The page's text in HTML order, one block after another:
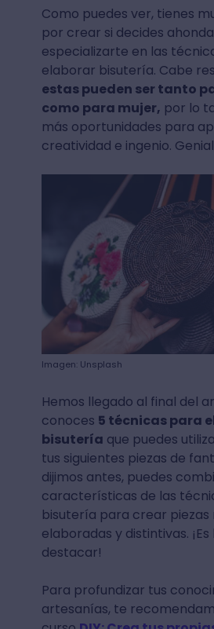
Como puedes ver, tienes
por crear si decides
especializarte en las
elaborar bisutería. Cabe
estas pueden ser tanto
como para mujer, por lo
más oportunidades para
creatividad e ingenio.
Imagen: Unsplash
Hemos llegado al final del
conoces 5 técnicas para
bisutería que puedes
tus siguientes piezas de
dijimos antes, puedes
características de las
bisutería para crear piezas
elaboradas y distintivas.
destacar!
Para profundizar tus
artesanías, te